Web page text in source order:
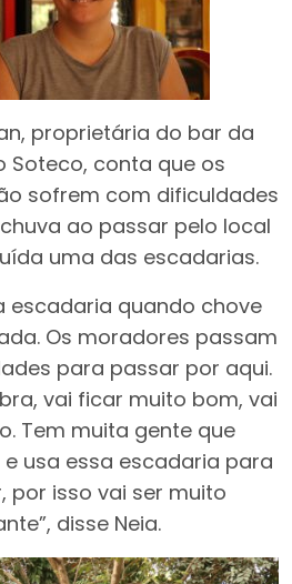
proprietária do bar da
Soteco, conta que os
sofrem com dificuldades
ao passar pelo local
uma das escadarias.
escadaria quando chove
Os moradores passam
para passar por aqui.
vai ficar muito bom, vai
Tem muita gente que
usa essa escadaria para
por isso vai ser muito
disse Neia.